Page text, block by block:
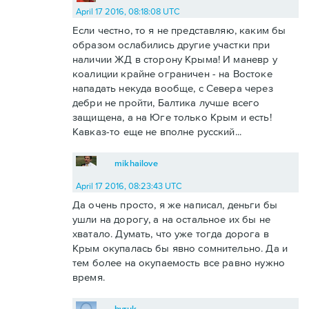
April 17 2016, 08:18:08 UTC
Если честно, то я не представляю, каким бы
образом ослабились другие участки при
наличии ЖД в сторону Крыма! И маневр у
коалиции крайне ограничен - на Востоке
нападать некуда вообще, с Севера через
дебри не пройти, Балтика лучше всего
защищена, а на Юге только Крым и есть!
Кавказ-то еще не вполне русский...
mikhailove
April 17 2016, 08:23:43 UTC
Да очень просто, я же написал, деньги бы
ушли на дорогу, а на остальное их бы не
хватало. Думать, что уже тогда дорога в
Крым окупалась бы явно сомнительно. Да и
тем более на окупаемость все равно нужно
время.